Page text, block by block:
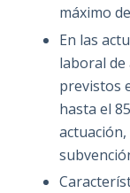
máximo
En las
laboral
previstos
hasta el